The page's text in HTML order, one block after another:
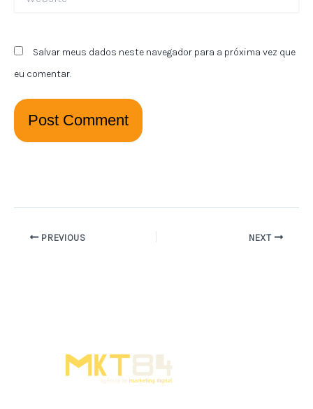
Salvar meus dados neste navegador para a próxima vez que
eu comentar.
PREVIOUS NEXT